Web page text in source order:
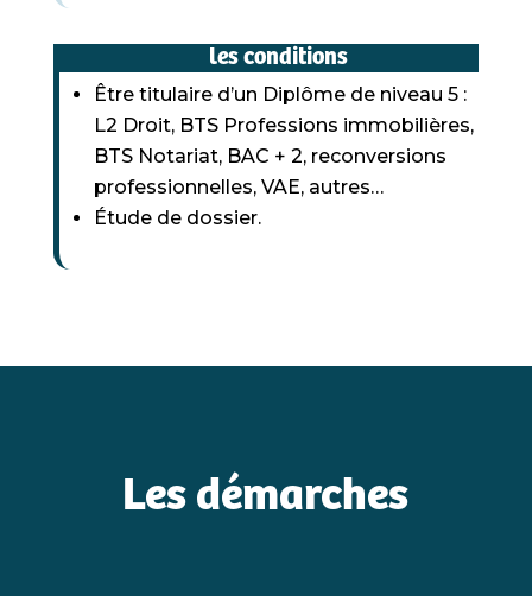
les conditions
Être titulaire d’un Diplôme de niveau 5 :
L2 Droit, BTS Professions immobilières,
BTS Notariat, BAC + 2, reconversions
professionnelles, VAE, autres…
Étude de dossier.
Les démarches